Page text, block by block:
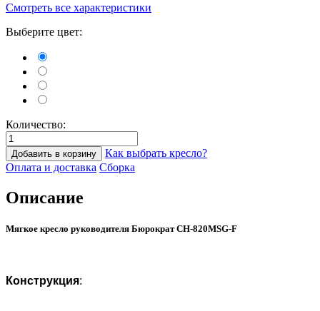
Смотреть все характеристики
Выберите цвет:
Количество:
Добавить в корзину
Как выбрать кресло?
Оплата и доставка Сборка
Описание
Мягкое кресло руководителя Бюрократ CH-820MSG-F
Конструкция: